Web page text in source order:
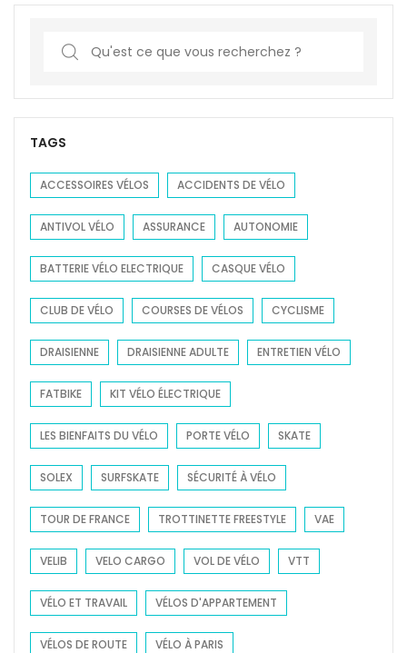
r
c
f
r
:
TAGS
ACCESSOIRES VÉLOS ACCIDENTS DE VÉLO
ANTIVOL VÉLO ASSURANCE AUTONOMIE
BATTERIE VÉLO ELECTRIQUE CASQUE VÉLO
CLUB DE VÉLO COURSES DE VÉLOS CYCLISME
DRAISIENNE DRAISIENNE ADULTE ENTRETIEN VÉLO
FATBIKE KIT VÉLO ÉLECTRIQUE
LES BIENFAITS DU VÉLO PORTE VÉLO SKATE
SOLEX SURFSKATE SÉCURITÉ À VÉLO
TOUR DE FRANCE TROTTINETTE FREESTYLE VAE
VELIB VELO CARGO VOL DE VÉLO VTT
VÉLO ET TRAVAIL VÉLOS D'APPARTEMENT
VÉLOS DE ROUTE VÉLO À PARIS